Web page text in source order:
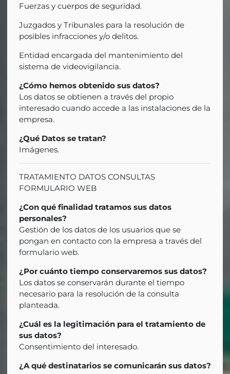
Fuerzas y cuerpos de seguridad.
Juzgados y Tribunales para la resolución de
posibles infracciones y/o delitos.
Entidad encargada del mantenimiento del
sistema de videovigilancia.
¿Cómo hemos obtenido sus datos?
Los datos se obtienen a través del propio
interesado cuando accede a las instalaciones de la
empresa.
¿Qué Datos se tratan?
Imágenes.
TRATAMIENTO DATOS CONSULTAS
FORMULARIO WEB
¿Con qué finalidad tratamos sus datos
personales?
Gestión de los datos de los usuarios que se
pongan en contacto con la empresa a través del
formulario web.
¿Por cuánto tiempo conservaremos sus datos?
Los datos se conservarán durante el tiempo
necesario para la resolución de la consulta
planteada.
¿Cuál es la legitimación para el tratamiento de
sus datos?
Consentimiento del interesado.
¿A qué destinatarios se comunicarán sus datos?